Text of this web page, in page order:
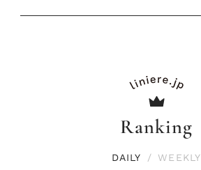
Ranking
DAILY / WEEKLY